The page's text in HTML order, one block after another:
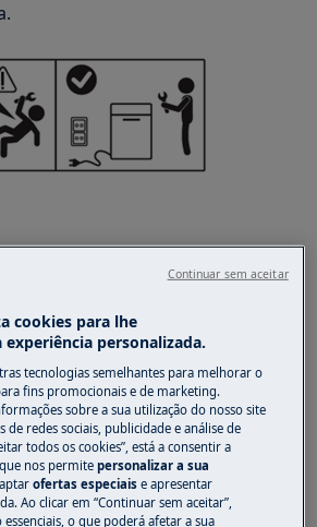
ao mover
Para os aparelhos pesados é
duas pessoas os movam. Use
proteção e calçado de
cookies para lhe
personalizada.
tecnologias semelhantes para melhorar o
fins promocionais e de marketing.
sobre a sua utilização do nosso site
de redes sociais, publicidade e análise de
todos os cookies”, está a consentir a
nos permitepersonalizar a sua
ofertas especiaise apresentar
Ao clicar em “Continuar sem aceitar”,
o que poderá afetar a sua
Continuar sem aceitar